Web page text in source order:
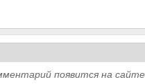
появится на